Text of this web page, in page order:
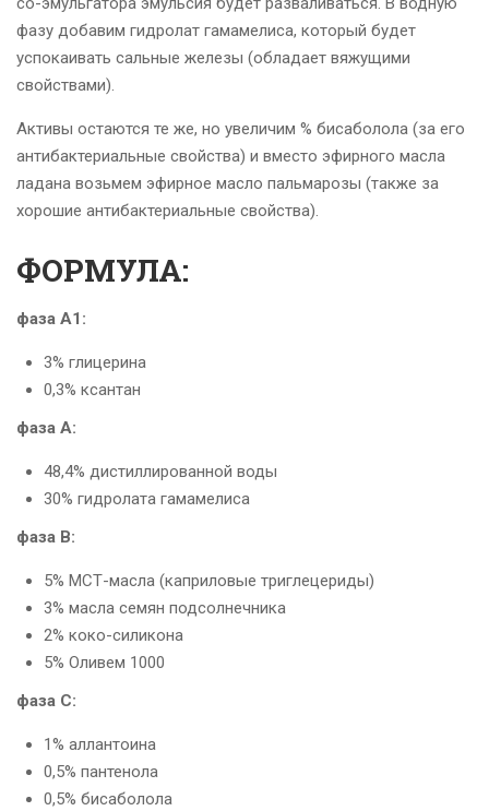
фазу добавим гидролат гамамелиса, который будет
успокаивать сальные железы (обладает вяжущими
свойствами).
Активы остаются те же, но увеличим % бисаболола (за его
антибактериальные свойства) и вместо эфирного масла
ладана возьмем эфирное масло пальмарозы (также за
хорошие антибактериальные свойства).
ФОРМУЛА:
фаза А1:
3% глицерина
0,3% ксантан
фаза А:
48,4% дистиллированной воды
30% гидролата гамамелиса
фаза В:
5% МСТ-масла (каприловые триглецериды)
3% масла семян подсолнечника
2% коко-силикона
5% Оливем 1000
фаза С:
1% аллантоина
0,5% пантенола
0,5% бисаболола